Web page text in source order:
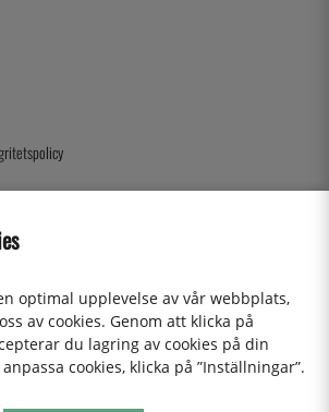
KitchenLab AB
optimal upplevelse av vår webbplats,
av cookies. Genom att klicka på
du lagring av cookies på din
cookies, klicka på ”Inställningar”.